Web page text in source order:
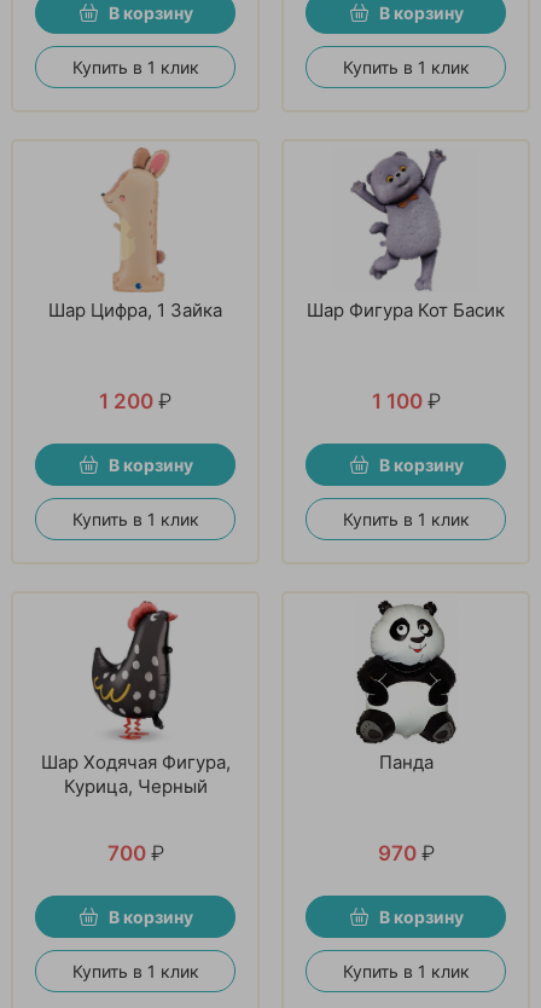
В корзину
Купить в 1 клик
В корзину
Купить в 1 клик
Шар Цифра, 1 Зайка
1 200 ₽
В корзину
Купить в 1 клик
Шар Фигура Кот Басик
1 100 ₽
В корзину
Купить в 1 клик
Шар Ходячая Фигура,
Курица, Черный
700 ₽
В корзину
Купить в 1 клик
Панда
970 ₽
В корзину
Купить в 1 клик